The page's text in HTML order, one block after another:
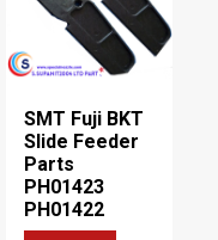
SMT Fuji BKT
Slide Feeder
Parts
PH01423
PH01422